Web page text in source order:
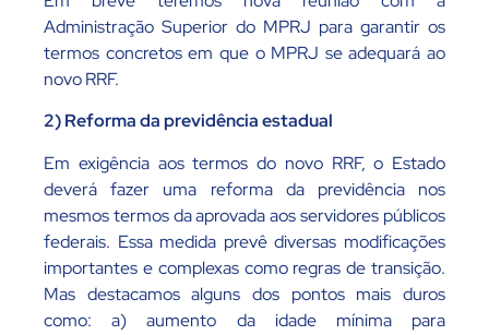
Administração Superior do MPRJ para garantir os
termos concretos em que o MPRJ se adequará ao
novo RRF.
2) Reforma da previdência estadual
Em exigência aos termos do novo RRF, o Estado
deverá fazer uma reforma da previdência nos
mesmos termos da aprovada aos servidores públicos
federais. Essa medida prevê diversas modificações
importantes e complexas como regras de transição.
Mas destacamos alguns dos pontos mais duros
como: a) aumento da idade mínima para